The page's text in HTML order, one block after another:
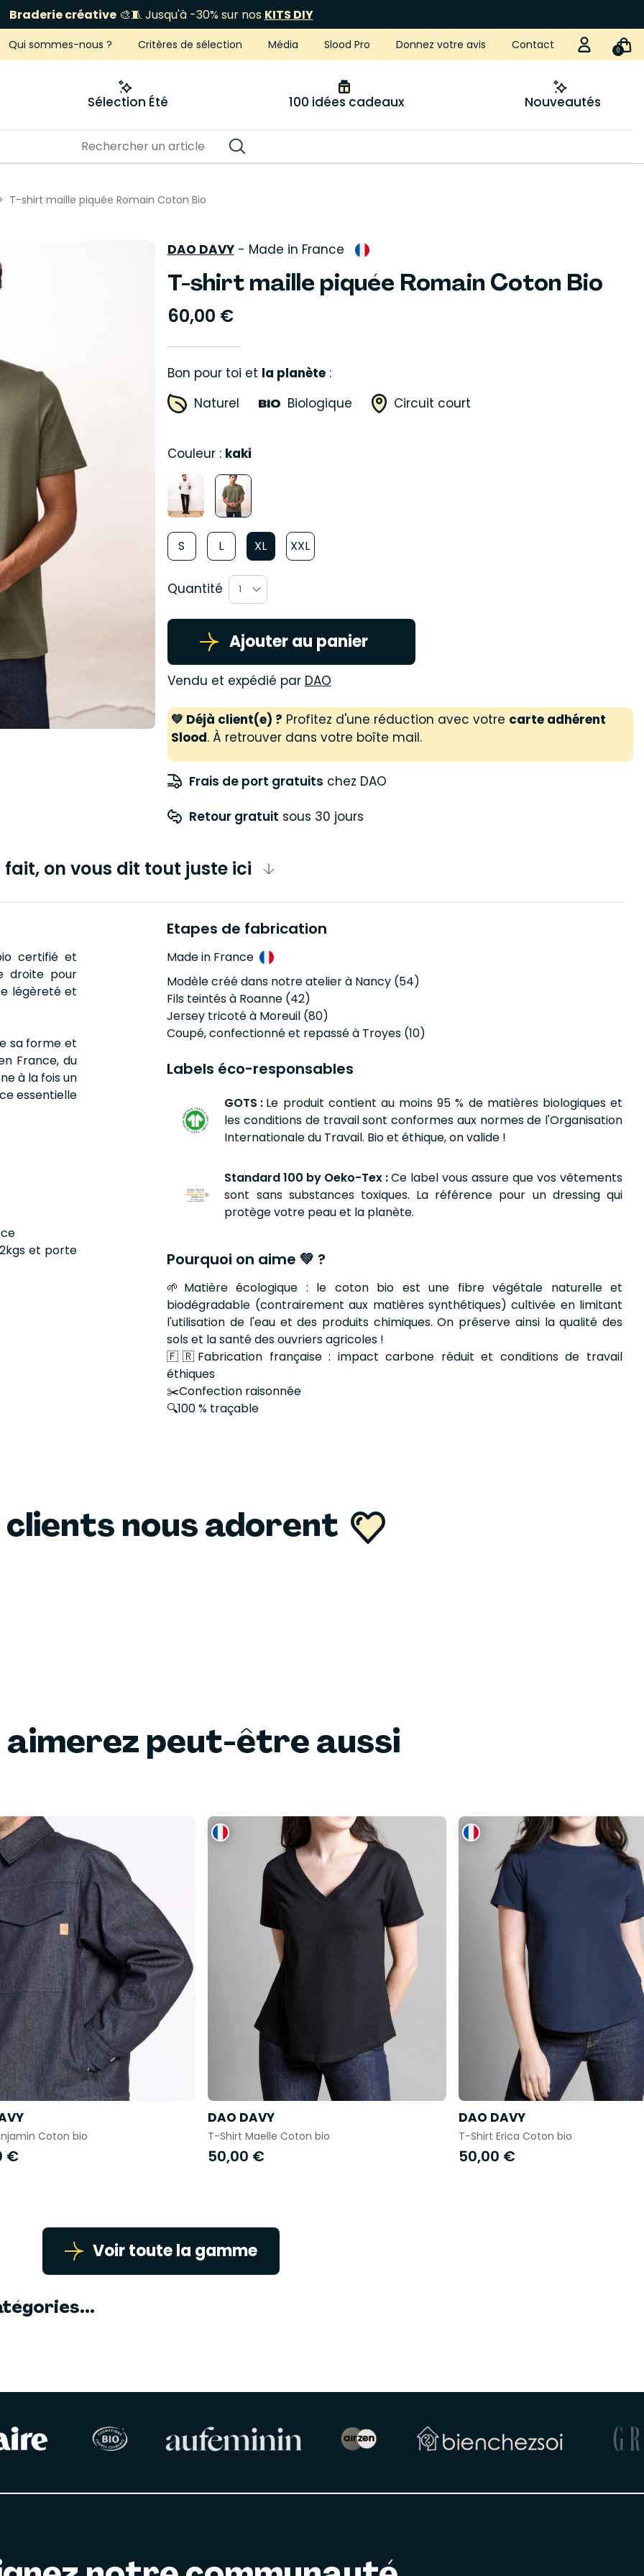
Braderie créative🎨🧵 Jusqu'à -30% sur nos KITS DIY
ÉCLIPSE 12 AOÛT
Je fonce
Qui sommes-nous ? Critères de sélection Média Slood Pro Donnez votre avis Contact 0
Sélection Été 100 idées cadeaux Nouveautés
T-shirt maille piquée Romain Coton Bio
DAO DAVY- Made in France
T-shirt maille piquée Romain Coton Bio
60,00 €
Bon pour toi et la planète :
Naturel
Biologique Circuit court
Couleur : kaki
S L XL XXL
Quantité 1
Ajouter au panier
Vendu et expédié par DAO
💚 Déjà client(e) ? Profitez d'une réduction avec votre carte adhérent
Slood. À retrouver dans votre boîte mail.
Frais de port gratuits chez DAO
Retour gratuit sous 30 jours
fait, on vous dit tout juste ici
certifié et
droite pour
légèreté et
sa forme et
France, du
à la fois un
essentielle
et porte
Etapes de fabrication
Made in France
Modèle créé dans notre atelier à Nancy (54)
Fils teintés à Roanne (42)
Jersey tricoté à Moreuil (80)
Coupé, confectionné et repassé à Troyes (10)
Labels éco-responsables
GOTS : Le produit contient au moins 95 % de matières biologiques et
les conditions de travail sont conformes aux normes de l'Organisation
Internationale du Travail. Bio et éthique, on valide !
Standard 100 by Oeko-Tex :Ce label vous assure que vos vêtements
sont sans substances toxiques. La référence pour un dressing qui
protège votre peau et la planète.
Pourquoi on aime 💚 ?
🌱Matière écologique : le coton bio est une fibre végétale naturelle et
biodégradable (contrairement aux matières synthétiques) cultivée en limitant
l'utilisation de l'eau et des produits chimiques. On préserve ainsi la qualité des
sols et la santé des ouvriers agricoles !
🇫🇷Fabrication française : impact carbone réduit et conditions de travail
éthiques
✂️Confection raisonnée
🔍100 % traçable
clients nous adorent
aimerez peut-être aussi
Coton bio
€
DAO DAVY
T-Shirt Maelle Coton bio
50,00 €
DAO DAVY
T-Shirt Erica Coton bio
50,00 €
Voir toute la gamme